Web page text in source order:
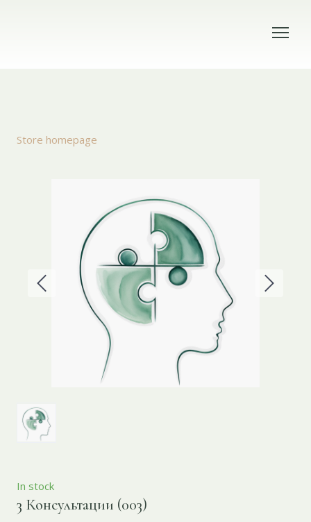
Store homepage
In stock
3 Консультации (003)